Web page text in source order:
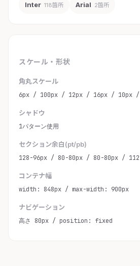
Inter 118箇所 Arial 2箇所
スケール・形状
角丸スケール
6px / 100px / 12px / 16px / 10px /
シャドウ
1パターン使用
セクション余白(pt/pb)
128-96px / 80-80px / 80-80px /
コンテナ幅
width: 848px / max-width: 900px
ナビゲーション
高さ 80px / position: fixed